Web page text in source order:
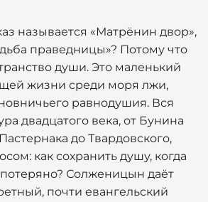
называется «Матрёнин двор»,
праведницы»? Потому что
души. Это маленький
жизни среди моря лжи,
равнодушия. Вся
двадцатого века, от Бунина
до Твардовского,
как сохранить душу, когда
потеряно? Солженицын даёт
почти евангельский